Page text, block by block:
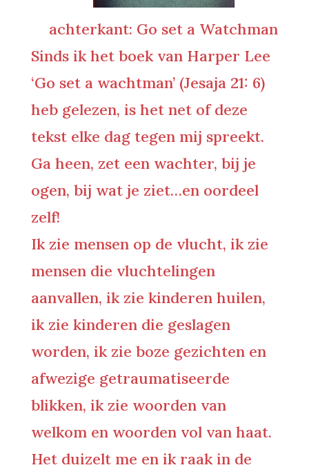
achterkant: Go set a Watchman
Sinds ik het boek van Harper Lee
‘Go set a wachtman’ (Jesaja 21: 6)
heb gelezen, is het net of deze
tekst elke dag tegen mij spreekt.
Ga heen, zet een wachter, bij je
ogen, bij wat je ziet…en oordeel
zelf!
Ik zie mensen op de vlucht, ik zie
mensen die vluchtelingen
aanvallen, ik zie kinderen huilen,
ik zie kinderen die geslagen
worden, ik zie boze gezichten en
afwezige getraumatiseerde
blikken, ik zie woorden van
welkom en woorden vol van haat.
Het duizelt me en ik raak in de